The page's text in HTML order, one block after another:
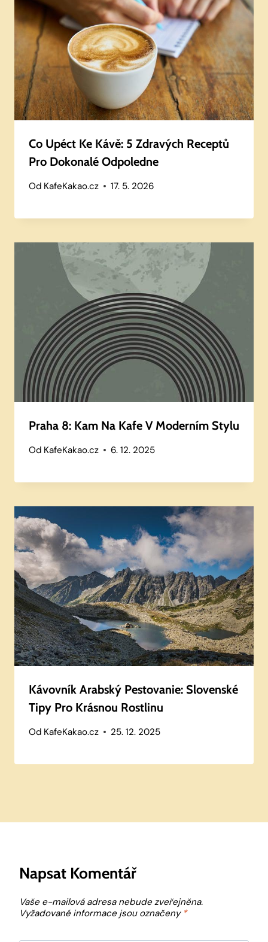
Co Upéct Ke Kávě: 5 Zdravých Receptů
Pro Dokonalé Odpoledne
Od KafeKakao.cz 17. 5. 2026
Praha 8: Kam Na Kafe V Moderním Stylu
Od KafeKakao.cz 6. 12. 2025
Kávovník Arabský Pestovanie: Slovenské
Tipy Pro Krásnou Rostlinu
Od KafeKakao.cz 25. 12. 2025
Napsat Komentář
Vaše e-mailová adresa nebude zveřejněna.
Vyžadované informace jsou označeny *